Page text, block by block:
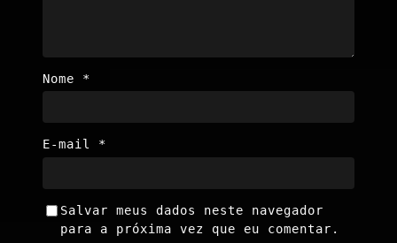
Nome *
E-mail *
Salvar meus dados neste navegador
para a próxima vez que eu comentar.